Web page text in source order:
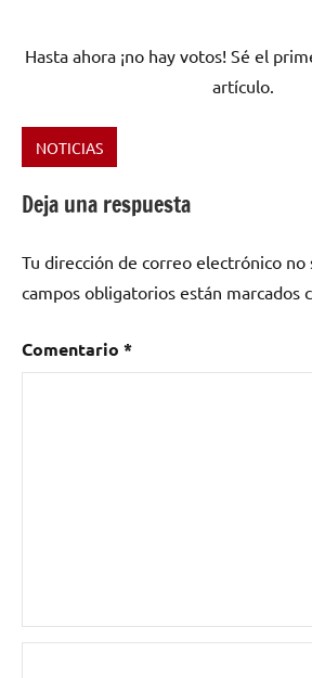
Hasta ahora ¡no hay votos! Sé el
artículo.
nuevo
The
Dry
Tour
P-
NOTICIAS
Deja una respuesta
Tu dirección de correo electrónico no
campos obligatorios están marcados
Comentario *